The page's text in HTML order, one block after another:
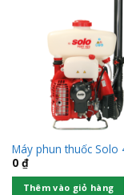
Máy phun thuốc Solo
0 ₫
Thêm vào giỏ hàng